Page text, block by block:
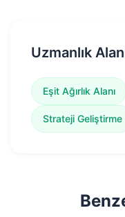
Uzmanlık
Eşit Ağırlık Alanı
Strateji Geliştirme